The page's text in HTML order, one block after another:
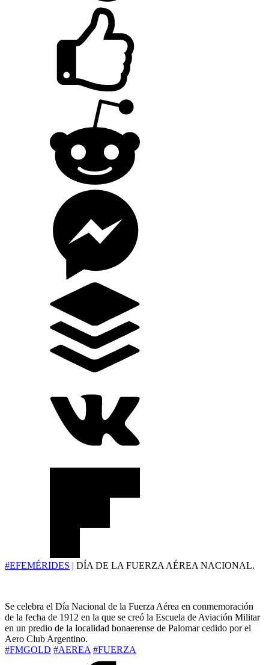
#EFEMÉRIDES | DÍA DE LA FUERZA AÉREA NACIONAL.
Se celebra el Día Nacional de la Fuerza Aérea en conmemoración
de la fecha de 1912 en la que se creó la Escuela de Aviación Militar
en un predio de la localidad bonaerense de Palomar cedido por el
Aero Club Argentino.
#FMGOLD #AEREA #FUERZA